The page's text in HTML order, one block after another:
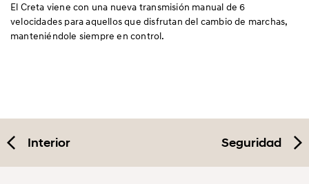
El Creta viene con una nueva transmisión manual de 6
velocidades para aquellos que disfrutan del cambio de marchas,
manteniéndole siempre en control.
Interior Seguridad